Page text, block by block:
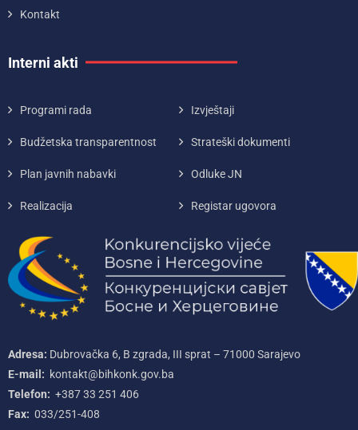
Kontakt
Interni akti
Programi rada Izvještaji
Budžetska transparentnost Strateški dokumenti
Plan javnih nabavki Odluke JN
Realizacija Registar ugovora
Adresa: Dubrovačka 6, B zgrada, III sprat – 71000‌ Sarajevo
E-mail: kontakt@bihkonk.gov.ba
Telefon: +387‌ 33‌ 251‌ 406
Fax: 033/251-408